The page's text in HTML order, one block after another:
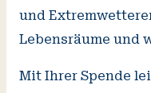
und
Lebensräume und
Mit Ihrer Spende